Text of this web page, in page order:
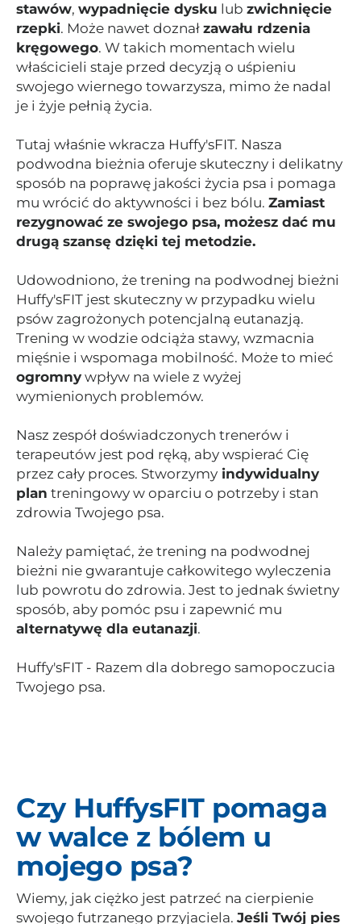
stawów, wypadnięcie dysku lub zwichnięcie
rzepki. Może nawet doznał zawału rdzenia
kręgowego. W takich momentach wielu
właścicieli staje przed decyzją o uśpieniu
swojego wiernego towarzysza, mimo że nadal
je i żyje pełnią życia.
Tutaj właśnie wkracza Huffy'sFIT. Nasza
podwodna bieżnia oferuje skuteczny i delikatny
sposób na poprawę jakości życia psa i pomaga
mu wrócić do aktywności i bez bólu. Zamiast
rezygnować ze swojego psa, możesz dać mu
drugą szansę dzięki tej metodzie.
Udowodniono, że trening na podwodnej bieżni
Huffy'sFIT jest skuteczny w przypadku wielu
psów zagrożonych potencjalną eutanazją.
Trening w wodzie odciąża stawy, wzmacnia
mięśnie i wspomaga mobilność. Może to mieć
ogromny wpływ na wiele z wyżej
wymienionych problemów.
Nasz zespół doświadczonych trenerów i
terapeutów jest pod ręką, aby wspierać Cię
przez cały proces. Stworzymy indywidualny
plan treningowy w oparciu o potrzeby i stan
zdrowia Twojego psa.
Należy pamiętać, że trening na podwodnej
bieżni nie gwarantuje całkowitego wyleczenia
lub powrotu do zdrowia. Jest to jednak świetny
sposób, aby pomóc psu i zapewnić mu
alternatywę dla eutanazji.
Huffy'sFIT - Razem dla dobrego samopoczucia
Twojego psa.
Czy HuffysFIT pomaga
w walce z bólem u
mojego psa?
Wiemy, jak ciężko jest patrzeć na cierpienie
swojego futrzanego przyjaciela. Jeśli Twój pies